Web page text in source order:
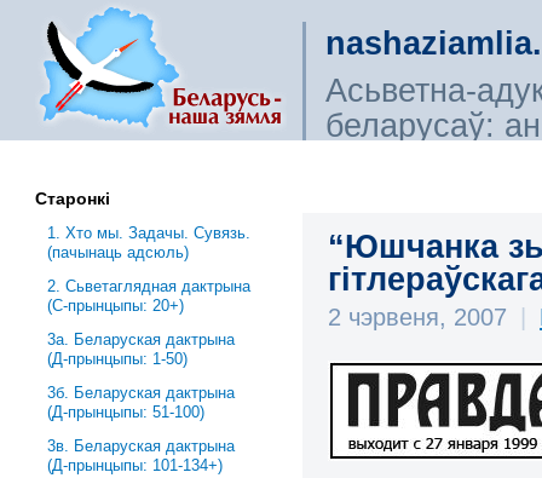
Асьветна-
беларусаў:
“Юшчанка
2 чэрвеня, 2007 |
Старонкі
1. Хто мы. Задачы. Сувязь.
(пачынаць адсюль)
2. Сьветаглядная дактрына
(С-прынцыпы: 20+)
3a. Беларуская дактрына
(Д-прынцыпы: 1-50)
3б. Беларуская дактрына
(Д-прынцыпы: 51-100)
3в. Беларуская дактрына
(Д-прынцыпы: 101-134+)